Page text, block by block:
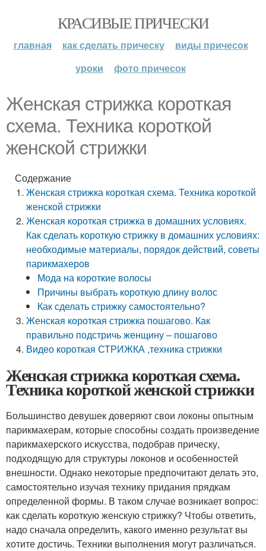
КРАСИВЫЕ ПРИЧЕСКИ
главная как сделать прическу
виды причесок
уроки
фото причесок
Женская стрижка короткая
схема. Техника короткой
женской стрижки
Содержание
Женская стрижка короткая схема. Техника короткой
женской стрижки
Женская короткая стрижка в домашних условиях.
Как сделать короткую стрижку в домашних условиях:
необходимые материалы, порядок действий, советы
парикмахеров
Мода на короткие волосы
Причины выбрать короткую длину волос
Как сделать стрижку самостоятельно?
Женская короткая стрижка пошагово. Как
правильно подстричь женщину – пошагово
Видео короткая СТРИЖКА ,техника стрижки
Женская стрижка короткая схема.
Техника короткой женской стрижки
Большинство девушек доверяют свои локоны опытным
парикмахерам, которые способны создать произведение
парикмахерского искусства, подобрав прическу,
подходящую для структуры локонов и особенностей
внешности. Однако некоторые предпочитают делать это,
самостоятельно изучая технику придания прядкам
определенной формы. В таком случае возникает вопрос:
как сделать короткую женскую стрижку? Чтобы ответить,
надо сначала определить, какого именно результат вы
хотите достичь. Техники выполнения могут различаться.